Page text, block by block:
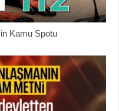
Kamu Spotu